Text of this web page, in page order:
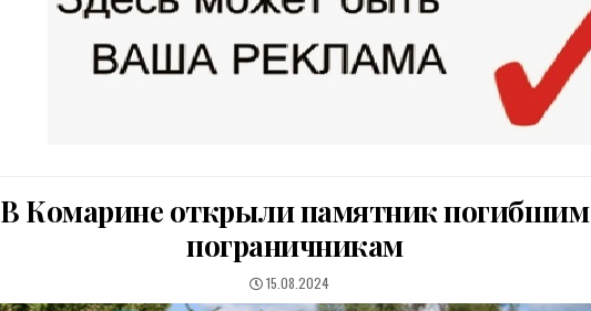
В Комарине открыли памятник погибшим
пограничникам
PUBLISHED
DATE:
15.08.2024